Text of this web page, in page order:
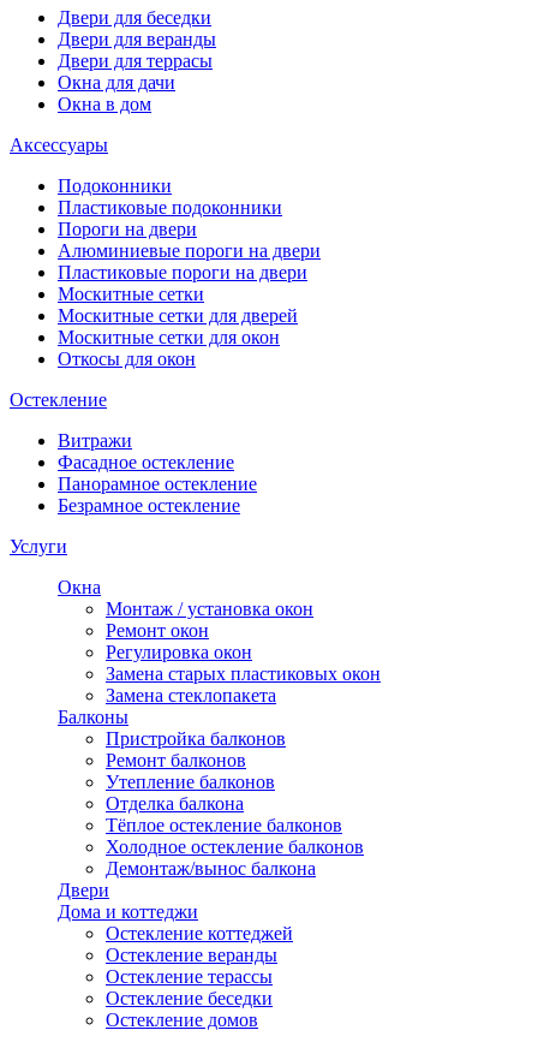
Двери для беседки
Двери для веранды
Двери для террасы
Окна для дачи
Окна в дом
Аксессуары
Подоконники
Пластиковые подоконники
Пороги на двери
Алюминиевые пороги на двери
Пластиковые пороги на двери
Москитные сетки
Москитные сетки для дверей
Москитные сетки для окон
Откосы для окон
Остекление
Витражи
Фасадное остекление
Панорамное остекление
Безрамное остекление
Услуги
Окна
Монтаж / установка окон
Ремонт окон
Регулировка окон
Замена старых пластиковых окон
Замена стеклопакета
Балконы
Пристройка балконов
Ремонт балконов
Утепление балконов
Отделка балкона
Тёплое остекление балконов
Холодное остекление балконов
Демонтаж/вынос балкона
Двери
Дома и коттеджи
Остекление коттеджей
Остекление веранды
Остекление терассы
Остекление беседки
Остекление домов